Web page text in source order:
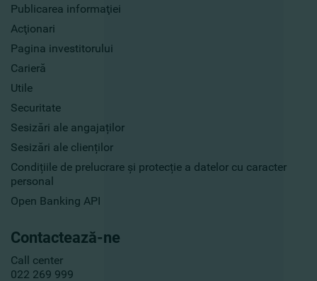
Publicarea informaţiei
Acţionari
Pagina investitorului
Carieră
Utile
Securitate
Sesizări ale angajaților
Sesizări ale clienților
Condițiile de prelucrare și protecție a datelor cu caracter
personal
Open Banking API
Contactează-ne
Call center
022 269 999